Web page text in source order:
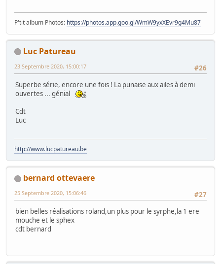
P'tit album Photos: https://photos.app.goo.gl/WmW9yxXEvr9g4Mu87
Luc Patureau
#26
23 Septembre 2020, 15:00:17
Superbe série, encore une fois ! La punaise aux ailes à demi
ouvertes ... génial
Cdt
Luc
http://www.lucpatureau.be
bernard ottevaere
#27
25 Septembre 2020, 15:06:46
bien belles réalisations roland,un plus pour le syrphe,la 1 ere
mouche et le sphex
cdt bernard